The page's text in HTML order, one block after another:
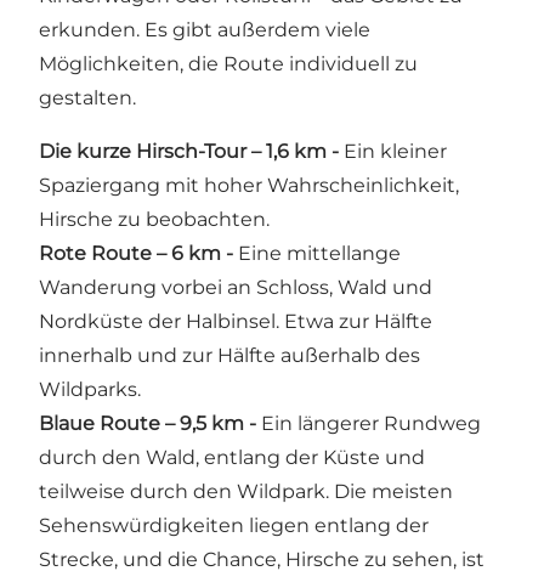
erkunden. Es gibt außerdem viele
Möglichkeiten, die Route individuell zu
gestalten.
Die kurze Hirsch-Tour – 1,6 km - Ein kleiner
Spaziergang mit hoher Wahrscheinlichkeit,
Hirsche zu beobachten.
Rote Route – 6 km - Eine mittellange
Wanderung vorbei an Schloss, Wald und
Nordküste der Halbinsel. Etwa zur Hälfte
innerhalb und zur Hälfte außerhalb des
Wildparks.
Blaue Route – 9,5 km - Ein längerer Rundweg
durch den Wald, entlang der Küste und
teilweise durch den Wildpark. Die meisten
Sehenswürdigkeiten liegen entlang der
Strecke, und die Chance, Hirsche zu sehen, ist